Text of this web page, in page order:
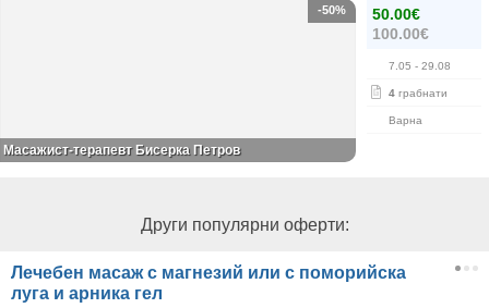
50.00€
100.00€
7.05 - 29.08
4 грабнати
Варна
-50%
Масажист-терапевт Бисерка Петров
Други популярни оферти:
Лечебен масаж с магнезий или с поморийска
луга и арника гел